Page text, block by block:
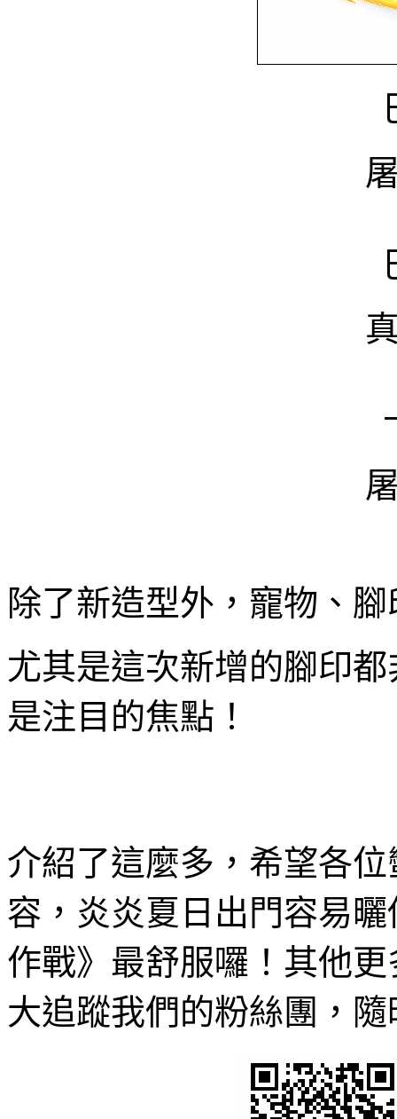
除了新造型外，寵物、
尤其是這次新增的腳印
是注目的焦點！
介紹了這麼多，希望各
容，炎炎夏日出門容易
作戰》最舒服囉！其他
大追蹤我們的粉絲團，